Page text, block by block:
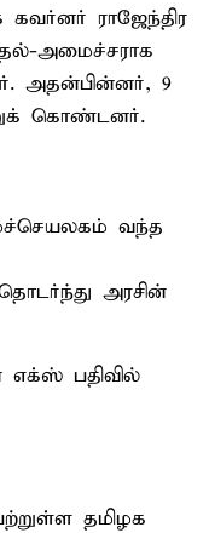
ராஜேந்திர
அமைச்சராக
அதன்பின்னர், 9
கொண்டனர்.
வந்த
அரசின்
எக்ஸ் பதிவில்
தமிழக